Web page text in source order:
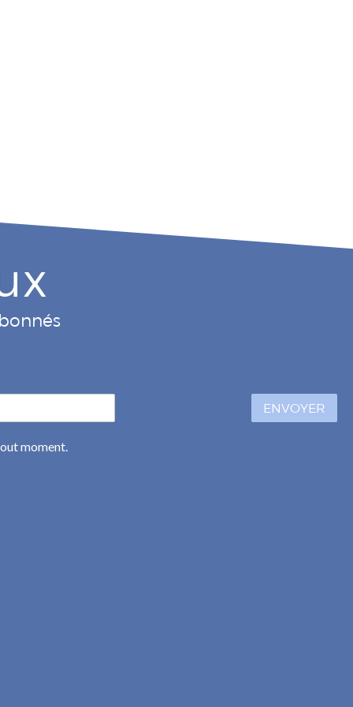
moment.
ENVOYER